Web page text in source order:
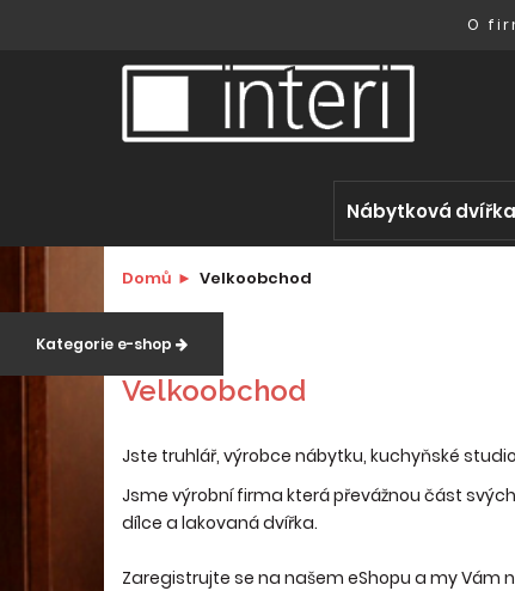
O
Nábytková dvířka
Kategorie e-shop
Domů Velkoobchod
Velkoobchod
Jste truhlář, výrobce nábytku, kuchyňské
Jsme výrobní firma která převážnou část
dílce a lakovaná dvířka.
Zaregistrujte se na našem eShopu a my